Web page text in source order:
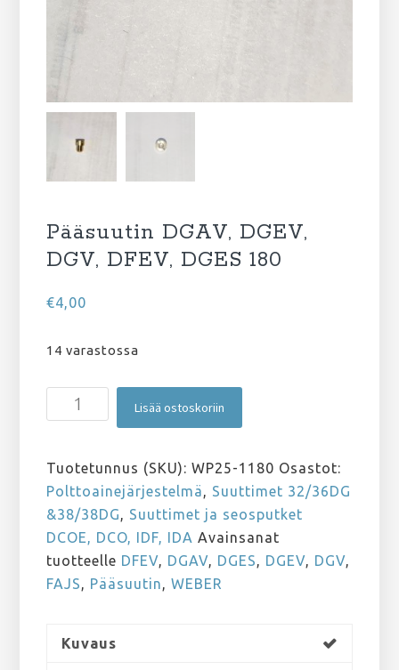
Pääsuutin DGAV, DGEV,
DGV, DFEV, DGES 180
€4,00
14 varastossa
Pääsuutin
DGAV,
DGV,
DFEV,
DGES
180
määrä
Lisää ostoskoriin
Tuotetunnus (SKU):WP25-1180 Osastot:
Polttoainejärjestelmä, Suuttimet 32/36DG
&38/38DG, Suuttimet ja seosputket
DCOE, DCO, IDF, IDA Avainsanat
tuotteelle DFEV, DGAV, DGES, DGEV, DGV,
FAJS, Pääsuutin,WEBER
Kuvaus